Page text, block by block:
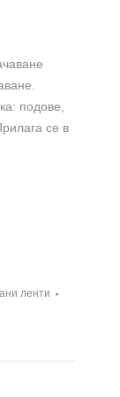
подове,
се в
ленти